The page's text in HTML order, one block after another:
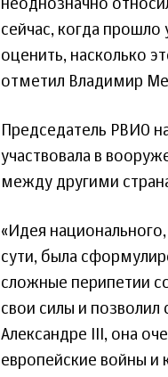
неоднозначно
сейчас, когда
оценить, насколько
отметил Владимир
Председатель РВИО
участвовала в
между другими
«Идея
сути, была
сложные перипетии
свои силы и позволил
Александре III, она
европейские войны и